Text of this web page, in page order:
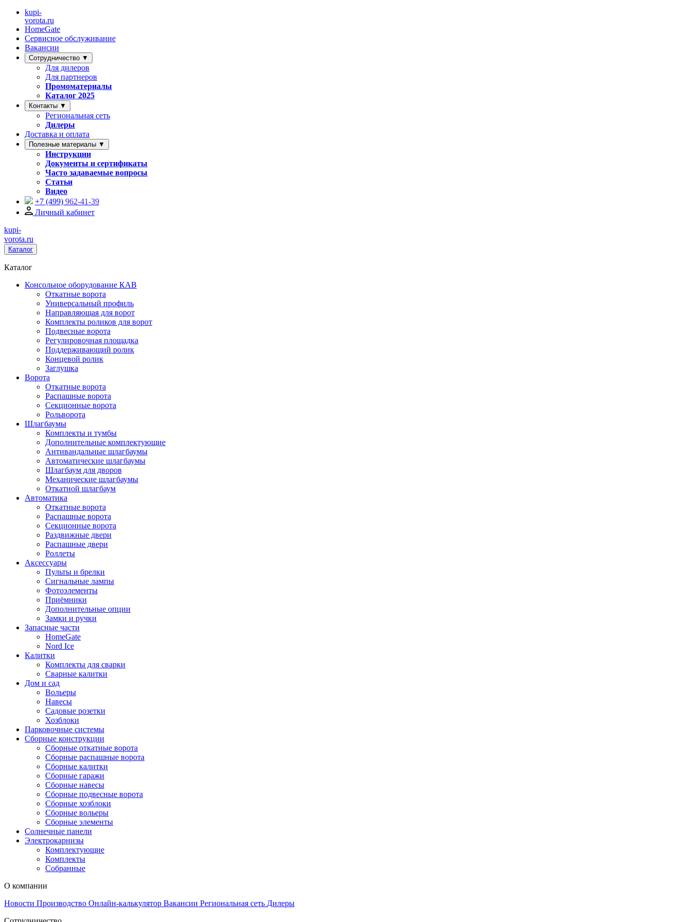
kupi-
vorota.ru
HomeGate
Сервисное обслуживание
Вакансии
Сотрудничество ▼
Для дилеров
Для партнеров
Промоматериалы
Каталог 2025
Контакты ▼
Региональная сеть
Дилеры
Доставка и оплата
Полезные материалы ▼
Инструкции
Документы и сертификаты
Часто задаваемые вопросы
Статьи
Видео
+7 (499) 962-41-39
Личный кабинет
kupi-
vorota.ru
Каталог
Каталог
Консольное оборудование КАВ
Откатные ворота
Универсальный профиль
Направляющая для ворот
Комплекты роликов для ворот
Подвесные ворота
Регулировочная площадка
Поддерживающий ролик
Концевой ролик
Заглушка
Ворота
Откатные ворота
Распашные ворота
Секционные ворота
Рольворота
Шлагбаумы
Комплекты и тумбы
Дополнительные комплектующие
Антивандальные шлагбаумы
Автоматические шлагбаумы
Шлагбаум для дворов
Механические шлагбаумы
Откатной шлагбаум
Автоматика
Откатные ворота
Распашные ворота
Секционные ворота
Раздвижные двери
Распашные двери
Роллеты
Аксессуары
Пульты и брелки
Сигнальные лампы
Фотоэлементы
Приёмники
Дополнительные опции
Замки и ручки
Запасные части
HomeGate
Nord Ice
Калитки
Комплекты для сварки
Сварные калитки
Дом и сад
Вольеры
Навесы
Садовые розетки
Хозблоки
Парковочные системы
Сборные конструкции
Сборные откатные ворота
Сборные распашные ворота
Сборные калитки
Сборные гаражи
Сборные навесы
Сборные подвесные ворота
Сборные хозблоки
Сборные вольеры
Сборные элементы
Солнечные панели
Электрокарнизы
Комплектующие
Комплекты
Собранные
О компании
Новости Производство Онлайн-калькулятор Вакансии Региональная сеть Дилеры